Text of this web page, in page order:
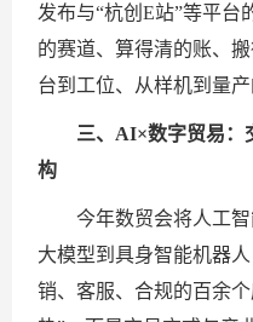
发布与“杭创E站”等平台
的赛道、算得清的账、
台到工位、从样机到量产
三、AI×数字贸易：
构
今年数贸会将人工
大模型到具身智能机器
销、客服、合规的百余